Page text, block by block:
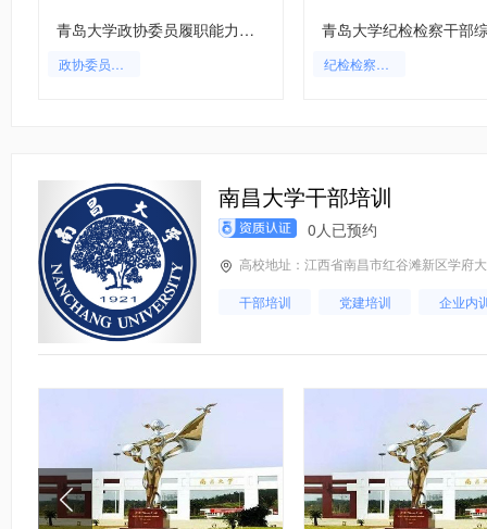
青岛大学政协委员履职能力提升培训班
政协委员履职能力提升培训班 纪检检察培训
南昌大学干部培训
0人已预约
高校地址：江西省南昌市红谷滩新区学府
干部培训 党建培训 企业内